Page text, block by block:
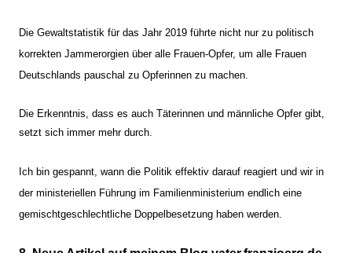
Die Gewaltstatistik für das Jahr 2019 führte nicht nur zu politisch
korrekten Jammerorgien über alle Frauen-Opfer, um alle Frauen
Deutschlands pauschal zu Opferinnen zu machen.
Die Erkenntnis, dass es auch Täterinnen und männliche Opfer gibt,
setzt sich immer mehr durch.
Ich bin gespannt, wann die Politik effektiv darauf reagiert und wir in
der ministeriellen Führung im Familienministerium endlich eine
gemischtgeschlechtliche Doppelbesetzung haben werden.